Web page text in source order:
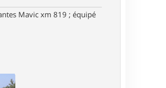
Mavic xm 819 ; équipé